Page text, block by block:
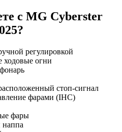
с MG Cyberster
регулировкой
ходовые огни
стоп-сигнал
фарами (IHC)
фары
наппа